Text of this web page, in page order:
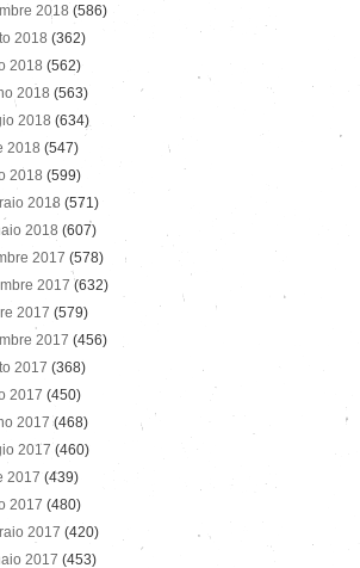
2018 (586)
2018 (362)
2018 (562)
2018 (563)
2018 (634)
2018 (547)
2018 (599)
2018 (571)
2018 (607)
2017 (578)
2017 (632)
2017 (579)
2017 (456)
2017 (368)
2017 (450)
2017 (468)
2017 (460)
2017 (439)
2017 (480)
2017 (420)
2017 (453)